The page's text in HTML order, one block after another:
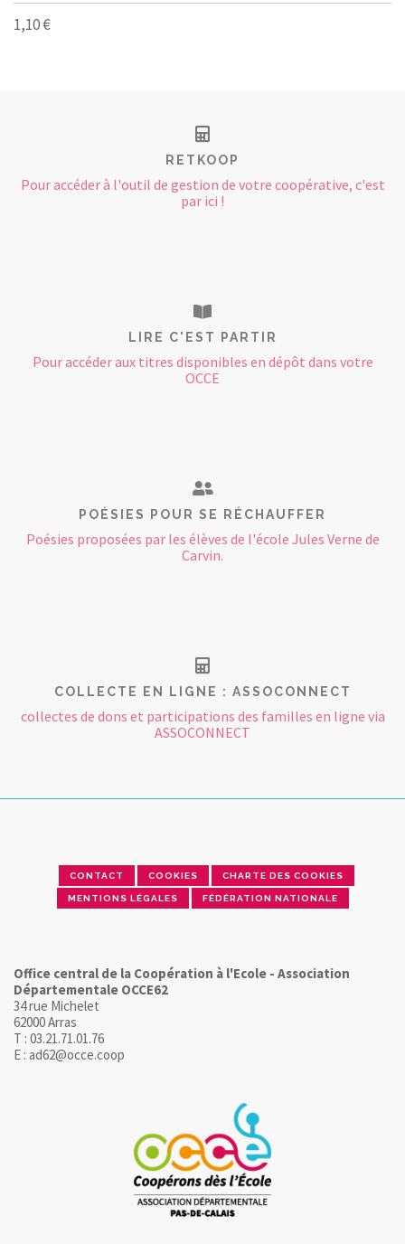
1,10 €
RETKOOP
Pour accéder à l'outil de gestion de votre coopérative, c'est
par ici !
LIRE C'EST PARTIR
Pour accéder aux titres disponibles en dépôt dans votre
OCCE
POÉSIES POUR SE RÉCHAUFFER
Poésies proposées par les élèves de l'école Jules Verne de
Carvin.
COLLECTE EN LIGNE : ASSOCONNECT
collectes de dons et participations des familles en ligne via
ASSOCONNECT
CONTACT COOKIES CHARTE DES COOKIES
MENTIONS LÉGALES FÉDÉRATION NATIONALE
Office central de la Coopération à l'Ecole - Association
Départementale OCCE62
34 rue Michelet
62000 Arras
T : 03.21.71.01.76
E : ad62@occe.coop